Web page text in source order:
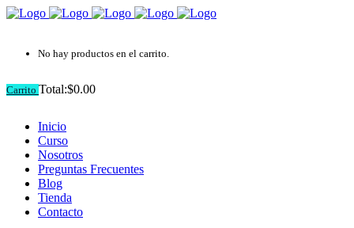
No hay productos en el carrito.
Carrito Total:$0.00
Inicio
Curso
Nosotros
Preguntas Frecuentes
Blog
Tienda
Contacto